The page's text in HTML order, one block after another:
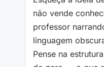
não vende
professor
linguagem
Pense na